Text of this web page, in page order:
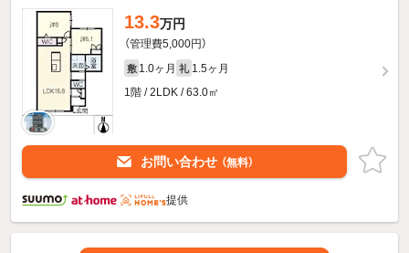
13.3万円
（管理費5,000円）
敷 1.0ヶ月 礼 1.5ヶ月
1階 / 2LDK / 63.0㎡
お問い合わせ （無料）
提供